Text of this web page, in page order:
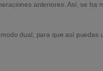
anteriores. Así, se ha
dual, para que así puedas